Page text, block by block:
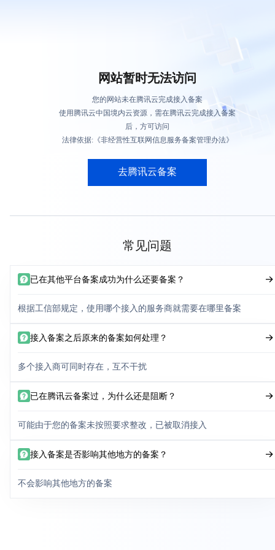
网站暂时无法访问
您的网站未在腾讯云完成接入备案
使用腾讯云中国境内云资源，需在腾讯云完成接入备案
后，方可访问
法律依据:《非经营性互联网信息服务备案管理办法》
去腾讯云备案
常见问题
已在其他平台备案成功为什么还要备案？
根据工信部规定，使用哪个接入的服务商就需要在哪里备案
接入备案之后原来的备案如何处理？
多个接入商可同时存在，互不干扰
已在腾讯云备案过，为什么还是阻断？
可能由于您的备案未按照要求整改，已被取消接入
接入备案是否影响其他地方的备案？
不会影响其他地方的备案